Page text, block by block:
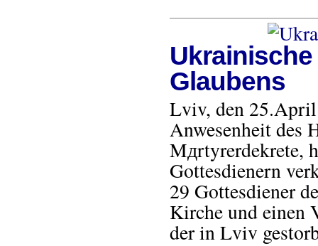
Glaubens
Lviv, den
Anwesenheit des
Mдrtyrerdekrete,
Gottesdienern
29 Gottesdiener
Kirche und einen
der in Lviv